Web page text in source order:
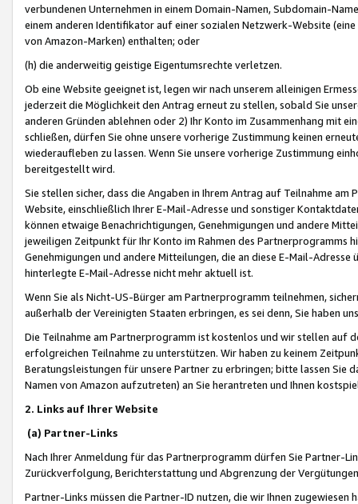
verbundenen Unternehmen in einem Domain-Namen, Subdomain-
einem anderen Identifikator auf einer sozialen Netzwerk-Website
von Amazon-Marken) enthalten; oder
(h) die anderweitig geistige Eigentumsrechte verletzen.
Ob eine Website geeignet ist, legen wir nach unserem alleinigen
jederzeit die Möglichkeit den Antrag erneut zu stellen, sobald Sie
anderen Gründen ablehnen oder 2) Ihr Konto im Zusammenhang mit
schließen, dürfen Sie ohne unsere vorherige Zustimmung keinen
wiederaufleben zu lassen. Wenn Sie unsere vorherige Zustimmung
bereitgestellt wird.
Sie stellen sicher, dass die Angaben in Ihrem Antrag auf Teilnahme
Website, einschließlich Ihrer E-Mail-Adresse und sonstiger
können etwaige Benachrichtigungen, Genehmigungen und andere
jeweiligen Zeitpunkt für Ihr Konto im Rahmen des Partnerprogramms
Genehmigungen und andere Mitteilungen, die an diese E-Mail-
hinterlegte E-Mail-Adresse nicht mehr aktuell ist.
Wenn Sie als Nicht-US-Bürger am Partnerprogramm teilnehmen,
außerhalb der Vereinigten Staaten erbringen, es sei denn, Sie haben
Die Teilnahme am Partnerprogramm ist kostenlos und wir stellen auf
erfolgreichen Teilnahme zu unterstützen. Wir haben zu keinem
Beratungsleistungen für unsere Partner zu erbringen; bitte lassen Sie
Namen von Amazon aufzutreten) an Sie herantreten und Ihnen
2. Links auf Ihrer Website
(a) Partner-Links
Nach Ihrer Anmeldung für das Partnerprogramm dürfen Sie Partner-
Zurückverfolgung, Berichterstattung und Abgrenzung der
Partner-Links müssen die Partner-ID nutzen, die wir Ihnen zugewiesen